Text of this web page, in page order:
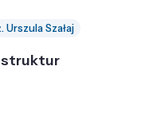
Urszula Szałaj